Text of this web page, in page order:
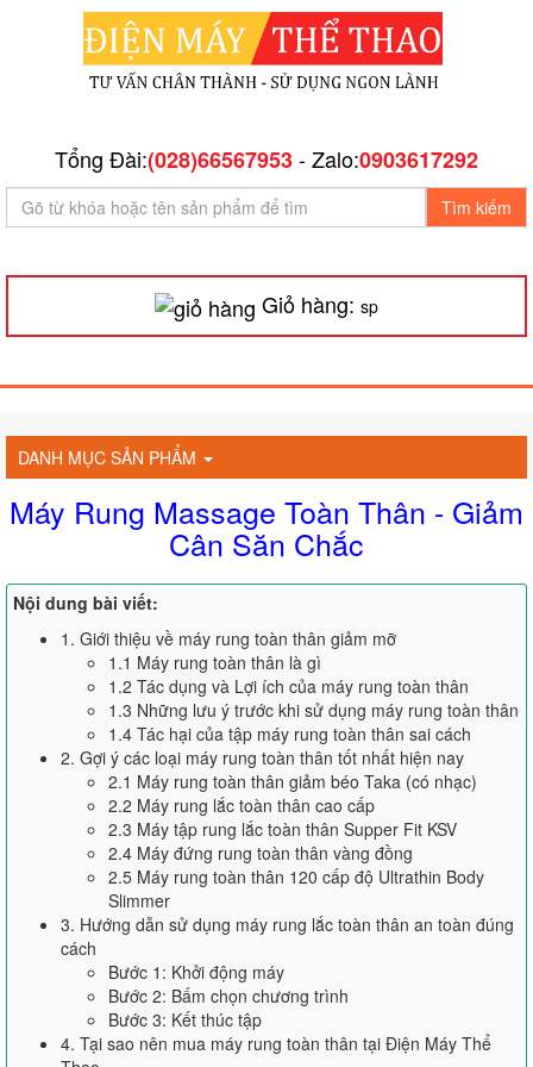
Tổng Đài:(028)66567953- Zalo:0903617292
Tìm kiếm
Giỏ hàng: sp
DANH MỤC SẢN PHẨM
Máy Rung Massage Toàn Thân - Giảm
Cân Săn Chắc
Nội dung bài viết:
1. Giới thiệu về máy rung toàn thân giảm mỡ
1.1 Máy rung toàn thân là gì
1.2 Tác dụng và Lợi ích của máy rung toàn thân
1.3 Những lưu ý trước khi sử dụng máy rung toàn thân
1.4 Tác hại của tập máy rung toàn thân sai cách
2. Gợi ý các loại máy rung toàn thân tốt nhất hiện nay
2.1 Máy rung toàn thân giảm béo Taka (có nhạc)
2.2 Máy rung lắc toàn thân cao cấp
2.3 Máy tập rung lắc toàn thân Supper Fit KSV
2.4 Máy đứng rung toàn thân vàng đồng
2.5 Máy rung toàn thân 120 cấp độ Ultrathin Body
Slimmer
3. Hướng dẫn sử dụng máy rung lắc toàn thân an toàn đúng
cách
Bước 1: Khởi động máy
Bước 2: Bấm chọn chương trình
Bước 3: Kết thúc tập
4. Tại sao nên mua máy rung toàn thân tại Điện Máy Thể